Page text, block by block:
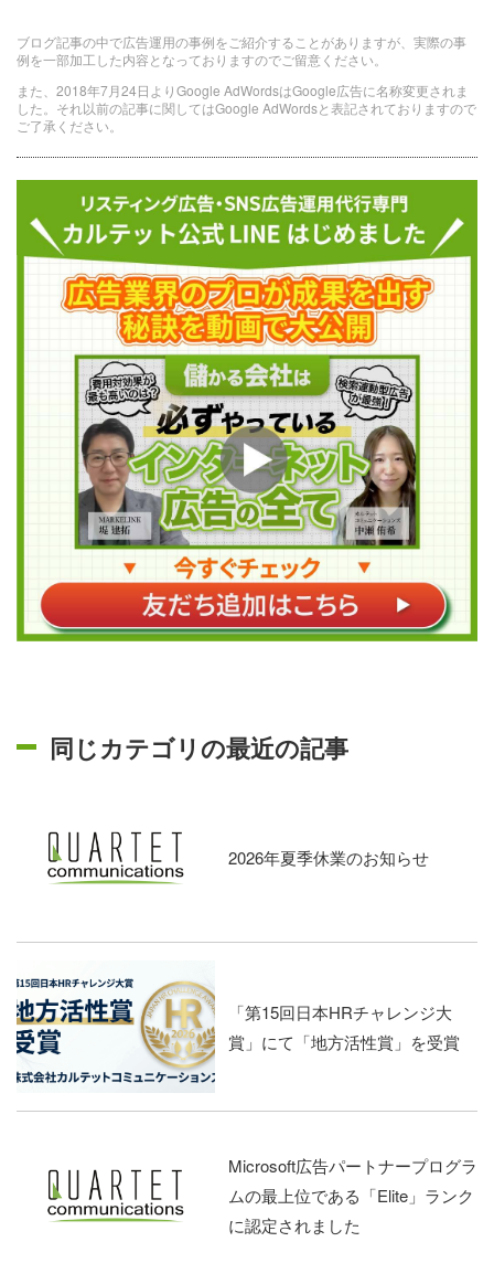
ブログ記事の中で広告運用の事例をご紹介することがありますが、実際の事
例を一部加工した内容となっておりますのでご留意ください。
また、2018年7月24日よりGoogle AdWordsはGoogle広告に名称変更されま
した。それ以前の記事に関してはGoogle AdWordsと表記されておりますので
ご了承ください。
同じカテゴリの最近の記事
2026年夏季休業のお知らせ
「第15回日本HRチャレンジ大
賞」にて「地方活性賞」を受賞
Microsoft広告パートナープログラ
ムの最上位である「Elite」ランク
に認定されました